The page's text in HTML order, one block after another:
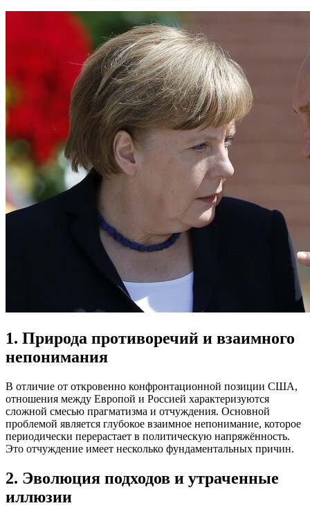
1. Природа противоречий и взаимного
непонимания
В отличие от откровенно конфронтационной позиции США,
отношения между Европой и Россией характеризуются
сложной смесью прагматизма и отчуждения. Основной
проблемой является глубокое взаимное непонимание, которое
периодически перерастает в политическую напряжённость.
Это отчуждение имеет несколько фундаментальных причин.
2. Эволюция подходов и утраченные
иллюзии